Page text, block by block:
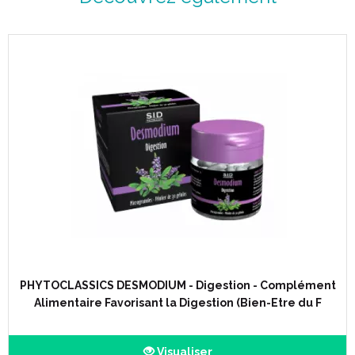
Contribue au fonctionnement normal du système immunitaire
Contribue à protéger les cellules contre le stress oxydatif.
Concentré d' actifs d' origine végétale.
La forme galénique originale des Microgranules vous livre
tous les bienfaits des plantes.
Conditionnement : étui carton, pilulier de 30 gélules de
PHYTOCLASSICS DESMODIUM - Digestion - Complément
Alimentaire Favorisant la Digestion (Bien-Etre du F
Visualiser